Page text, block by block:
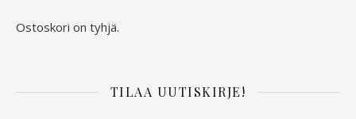
Ostoskori on tyhjä.
TILAA UUTISKIRJE!